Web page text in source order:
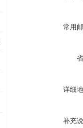
常用
详细
补充